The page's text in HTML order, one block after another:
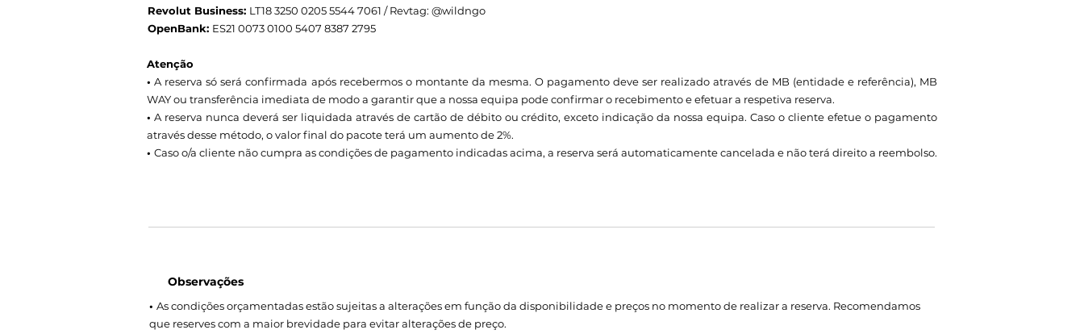
Revolut Business: LT18 3250 0205 5544 7061 / Revtag: @wildngo
OpenBank: ES21 0073 0100 5407 8387 2795
Atenção
• A reserva só será confirmada após recebermos o montante da mesma. O pagamento deve ser realizado através de MB (entidade e referência), MB
WAY ou transferência imediata de modo a garantir que a nossa equipa pode confirmar o recebimento e efetuar a respetiva reserva.
• A reserva nunca deverá ser liquidada através de cartão de débito ou crédito, exceto indicação da nossa equipa. Caso o cliente efetue o pagamento
através desse método, o valor final do pacote terá um aumento de 2%.
• Caso o/a cliente não cumpra as condições de pagamento indicadas acima, a reserva será automaticamente cancelada e não terá direito a reembolso.
Observações
• As condições orçamentadas estão sujeitas a alterações em função da disponibilidade e preços no momento de realizar a reserva. Recomendamos
que reserves com a maior brevidade para evitar alterações de preço.